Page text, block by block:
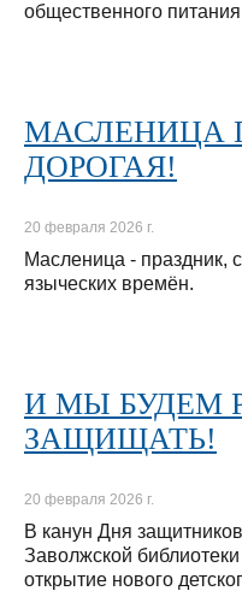
общественного
МАСЛЕНИЦА
ДОРОГАЯ!
20 февраля 2026 г.
Масленица - праздник,
языческих времён.
И МЫ БУДЕМ
ЗАЩИЩАТЬ!
20 февраля 2026 г.
В канун Дня
Заволжской
открытие нового